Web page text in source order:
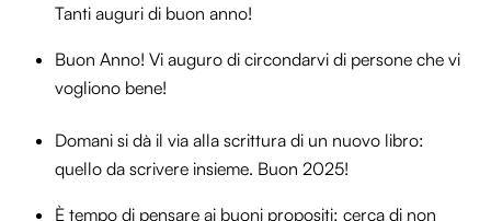
Tanti auguri di buon anno!
Buon Anno! Vi auguro di circondarvi di persone che vi
vogliono bene!
Domani si dà il via alla scrittura di un nuovo libro:
quello da scrivere insieme. Buon 2025!
È tempo di pensare ai buoni propositi: cerca di non